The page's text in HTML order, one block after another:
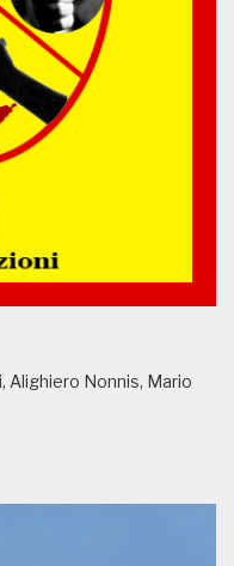
Alighiero Nonnis, Mario